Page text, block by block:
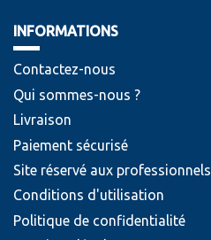
INFORMATIONS
Contactez-nous
Qui sommes-nous ?
Livraison
Paiement sécurisé
Site réservé aux professionnels
Conditions d'utilisation
Politique de confidentialité